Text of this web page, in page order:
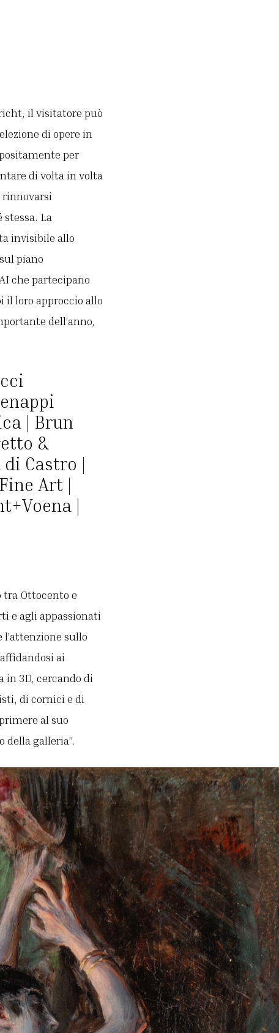
il visitatore può
di opere in
per
di volta in volta
La
invisibile allo
piano
che partecipano
il loro approccio allo
dell’anno,
| Brun
&
Castro |
Art |
|
tra Ottocento e
e agli appassionati
sullo
ai
3D, cercando di
di cornici e di
al suo
della galleria”.